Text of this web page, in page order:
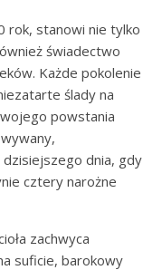
rok, stanowi nie tylko
świadectwo
Każde pokolenie
ślady na
powstania
dnia, gdy
cztery narożne
zachwyca
suficie, barokowy